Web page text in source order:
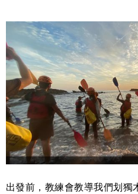
出發前，教練會教導我們划獨